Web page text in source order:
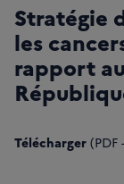
Stratégie
les
rapport
Télécharger (PDF